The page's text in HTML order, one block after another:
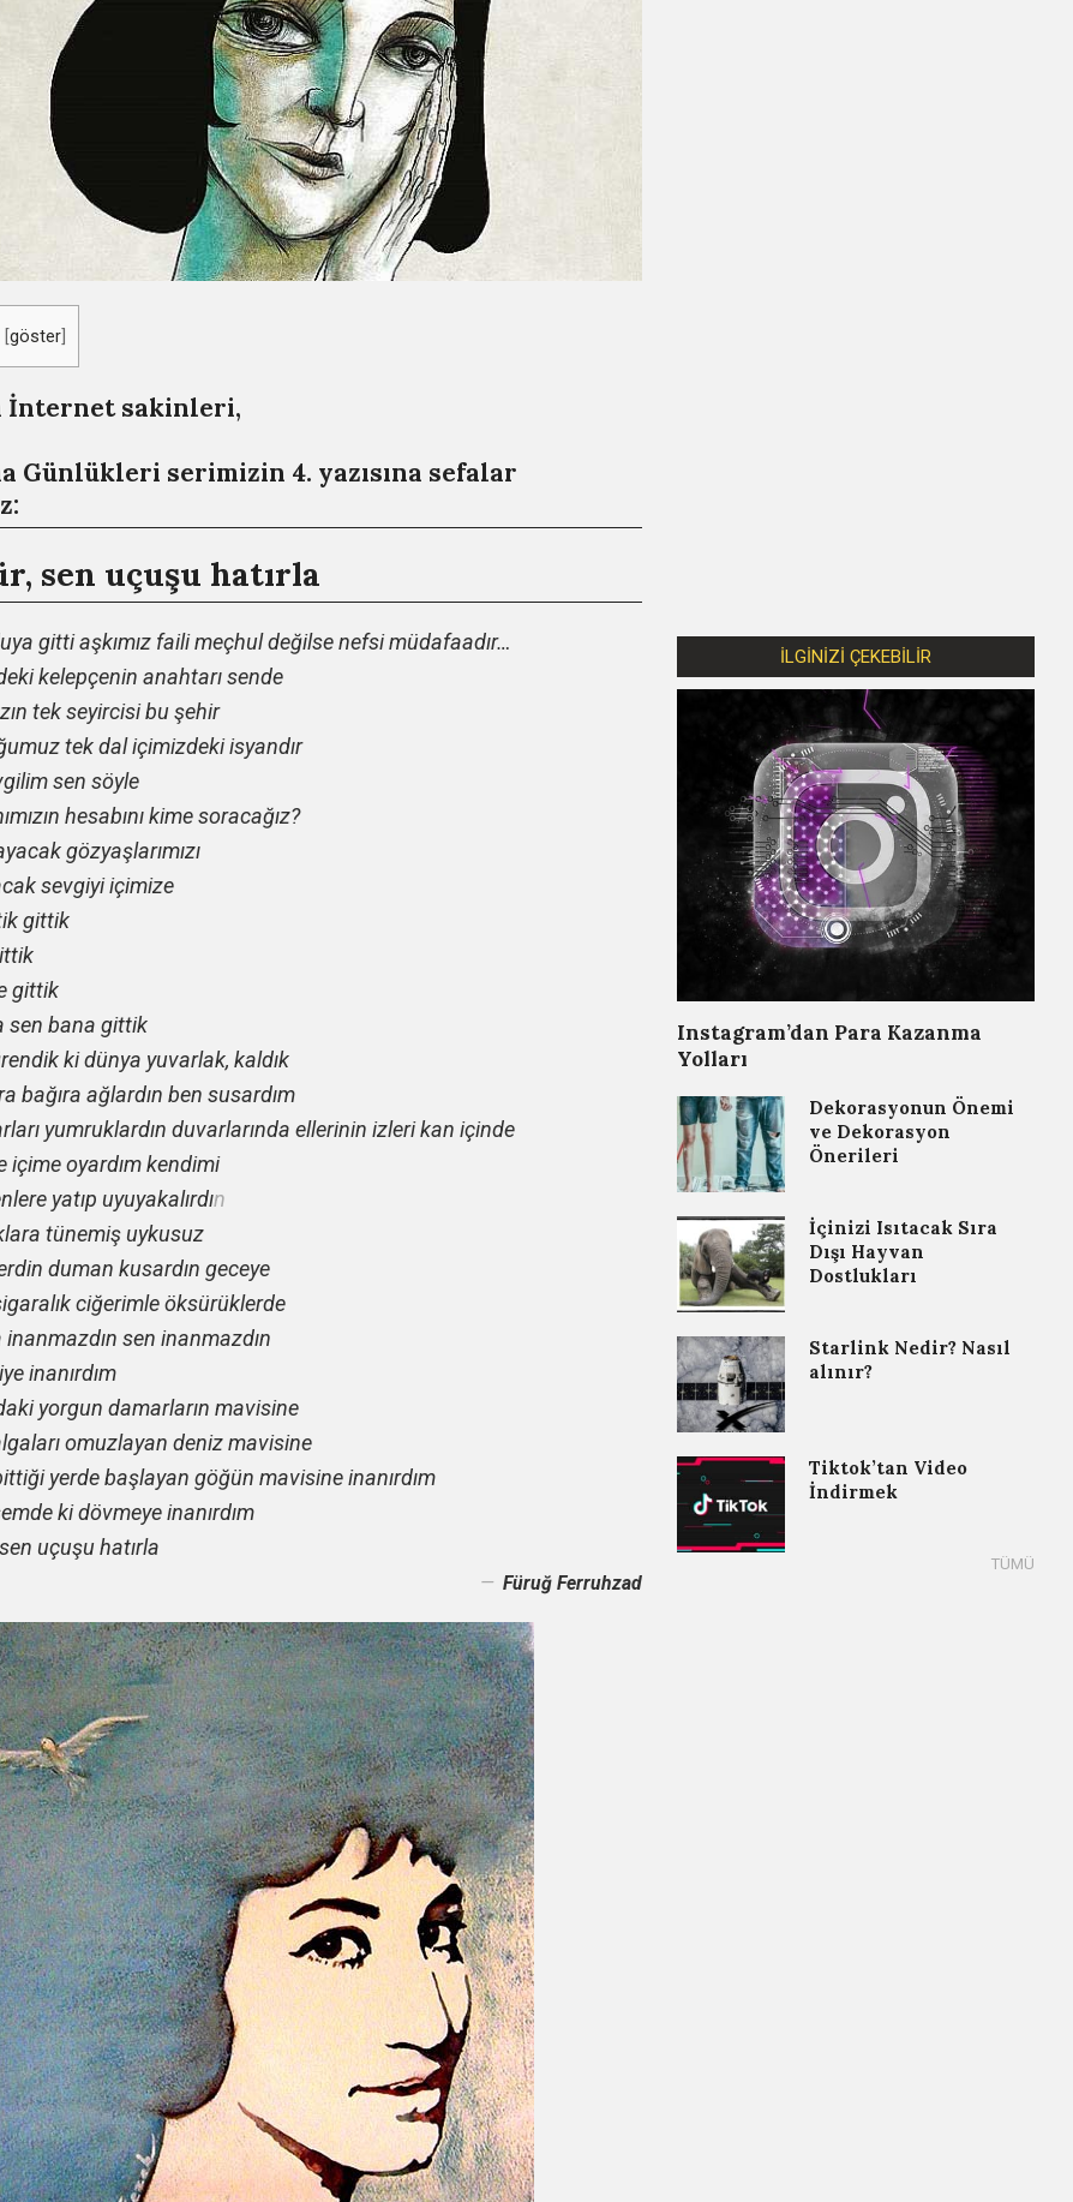
göster]
İnternet sakinleri,
Günlükleri serimizin 4. yazısına sefalar
sen uçuşu hatırla
gitti aşkımız faili meçhul değilse nefsi müdafaadır…
kelepçenin anahtarı sende
tek seyircisi bu şehir
tek dal içimizdeki isyandır
sen söyle
hesabını kime soracağız?
gözyaşlarımızı
sevgiyi içimize
gittik
gittik
sen bana gittik
ki dünya yuvarlak, kaldık
bağıra ağlardın ben susardım
yumruklardın duvarlarında ellerinin izleri kan içinde
içime oyardım kendimi
yatıp uyuyakalırdın
tünemiş uykusuz
duman kusardın geceye
ciğerimle öksürüklerde
inanmazdın sen inanmazdın
inanırdım
yorgun damarların mavisine
omuzlayan deniz mavisine
yerde başlayan göğün mavisine inanırdım
ki dövmeye inanırdım
uçuşu hatırla
Füruğ Ferruhzad
İLGİNİZİ ÇEKEBİLİR
Instagram’dan Para Kazanma
Yolları
Dekorasyonun Önemi
ve Dekorasyon
Önerileri
İçinizi Isıtacak Sıra
Dışı Hayvan
Dostlukları
Starlink Nedir? Nasıl
alınır?
Tiktok’tan Video
İndirmek